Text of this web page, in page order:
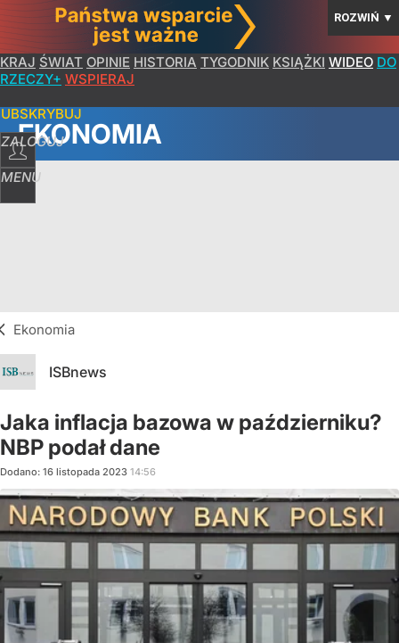
ROZWIŃ ▼
KRAJ ŚWIAT OPINIE HISTORIA TYGODNIK KSIĄŻKI WIDEO DO
RZECZY+ WSPIERAJ
ZALOGUJ
MENU
EKONOMIA
Ekonomia
ISBnews
Jaka inflacja bazowa w październiku?
NBP podał dane
Dodano: 16 listopada 2023 14:56